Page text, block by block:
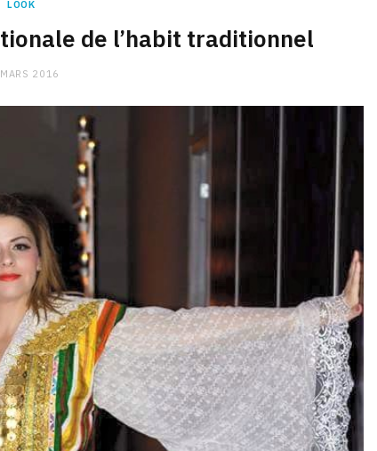
LOOK
de l’habit traditionnel
2016
Stress après le travail :
comment relâcher la pression
9 JANVIER 2026